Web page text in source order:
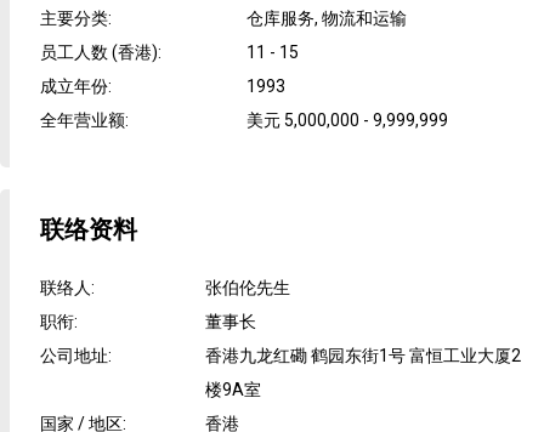
主要分类:
仓库服务, 物流和运输
员工人数 (香港):
11 - 15
成立年份:
1993
全年营业额: 美元 5,000,000 - 9,999,999
联络资料
联络人:
张伯伦先生
职衔:
董事长
公司地址:
香港九龙红磡 鹤园东街1号 富恒工业大厦2
楼9A室
国家 / 地区: 香港